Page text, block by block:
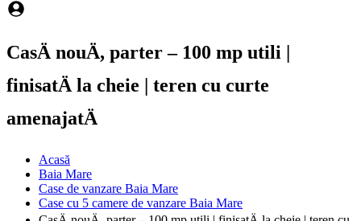
CasÄ nouÄ, parter – 100 mp utili |
finisatÄ la cheie | teren cu curte
amenajatÄ
Acasă
Baia Mare
Case de vanzare Baia Mare
Case cu 5 camere de vanzare Baia Mare